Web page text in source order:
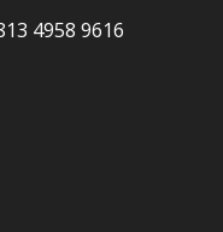
4958 9616